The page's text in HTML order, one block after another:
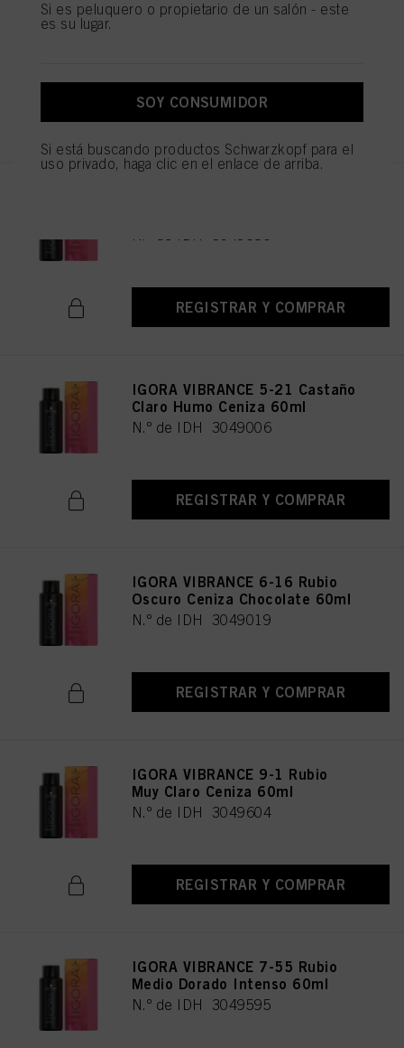
IGORA VIBRANCE 6-99 Rubio
Oscuro Violeta Intenso 60ml
REGISTRAR Y COMPRAR
IGORA VIBRANCE 5-21 Castaño
Claro Humo Ceniza 60ml
N.º de IDH 3049006
REGISTRAR Y COMPRAR
IGORA VIBRANCE 6-16 Rubio
Oscuro Ceniza Chocolate 60ml
N.º de IDH 3049019
REGISTRAR Y COMPRAR
IGORA VIBRANCE 9-1 Rubio
Muy Claro Ceniza 60ml
N.º de IDH 3049604
REGISTRAR Y COMPRAR
IGORA VIBRANCE 7-55 Rubio
Medio Dorado Intenso 60ml
N.º de IDH 3049595
Si es peluquero o propietario de un salón - este
es su lugar.
SOY CONSUMIDOR
Si está buscando productos Schwarzkopf para el
uso privado, haga clic en el enlace de arriba.